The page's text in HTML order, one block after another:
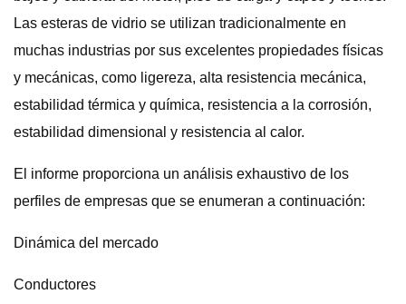
Las esteras de vidrio se utilizan tradicionalmente en
muchas industrias por sus excelentes propiedades físicas
y mecánicas, como ligereza, alta resistencia mecánica,
estabilidad térmica y química, resistencia a la corrosión,
estabilidad dimensional y resistencia al calor.
El informe proporciona un análisis exhaustivo de los
perfiles de empresas que se enumeran a continuación:
Dinámica del mercado
Conductores